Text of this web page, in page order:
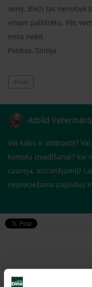
vemj. Bieži tas nenotiek
viņam palīdzētu. Pēc
neko neēd.
Paldies, Sintija.
#kaki
Atbild
Vai kaķis ir attārpots?
kamolu izvadīšanai?
caureja, aizcietējumi)?
nepieciešama papildus
Līdzīgi